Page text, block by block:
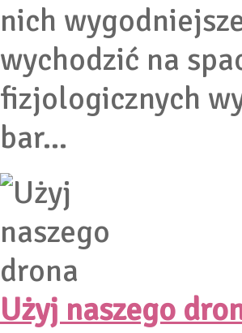
nich
wychodzić na
fizjologicznych
bar...
Użyj naszego